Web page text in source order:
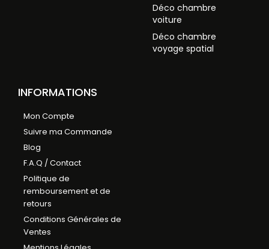
Déco chambre
voiture
Déco chambre
voyage spatial
INFORMATIONS
Mon Compte
Suivre ma Commande
Blog
F.A.Q / Contact
Politique de
remboursement et de
retours
Conditions Générales de
Ventes